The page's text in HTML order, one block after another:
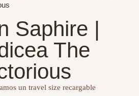
Saphire |
The
un travel size recargable